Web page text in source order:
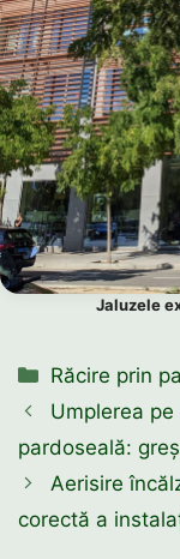
Jaluzele
Categorii
Răcire prin
Umplerea
pardoseală:
Aerisire
corectă a